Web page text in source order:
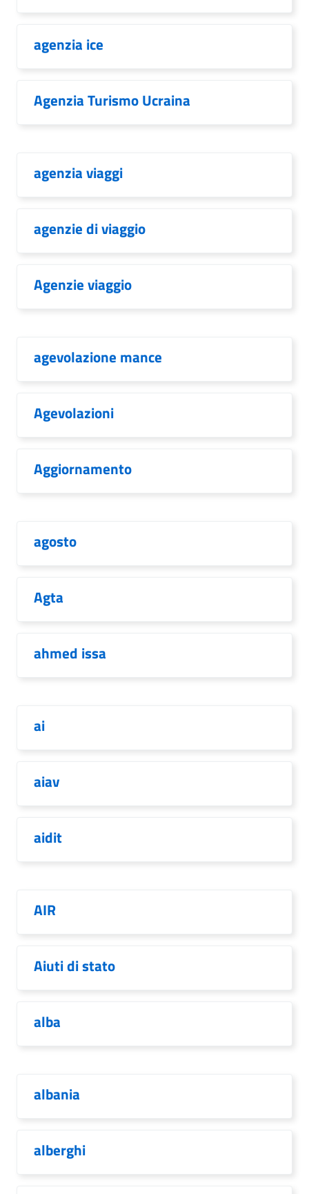
agenzia ice
Agenzia Turismo Ucraina
agenzia viaggi
agenzie di viaggio
Agenzie viaggio
agevolazione mance
Agevolazioni
Aggiornamento
agosto
Agta
ahmed issa
ai
aiav
aidit
AIR
Aiuti di stato
alba
albania
alberghi